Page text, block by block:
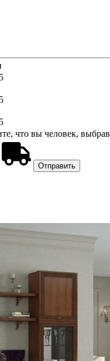
5
5
5
что вы человек, выбрав